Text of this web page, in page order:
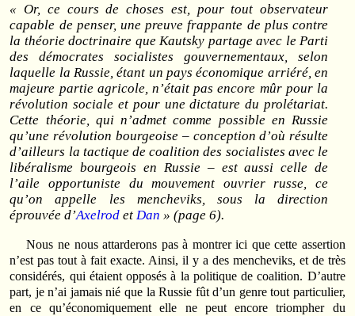
« Or, ce cours de choses est, pour tout observateur
capable de penser, une preuve frappante de plus contre
la théorie doctrinaire que Kautsky partage avec le Parti
des démocrates socialistes gouvernementaux, selon
laquelle la Russie, étant un pays économique arriéré, en
majeure partie agricole, n’était pas encore mûr pour la
révolution sociale et pour une dictature du prolétariat.
Cette théorie, qui n’admet comme possible en Russie
qu’une révolution bourgeoise – conception d’où résulte
d’ailleurs la tactique de coalition des socialistes avec le
libéralisme bourgeois en Russie – est aussi celle de
l’aile opportuniste du mouvement ouvrier russe, ce
qu’on appelle les mencheviks, sous la direction
éprouvée d’Axelrodet Dan » (page 6).
Nous ne nous attarderons pas à montrer ici que cette assertion
n’est pas tout à fait exacte. Ainsi, il y a des mencheviks, et de très
considérés, qui étaient opposés à la politique de coalition. D’autre
part, je n’ai jamais nié que la Russie fût d’un genre tout particulier,
en ce qu’économiquement elle ne peut encore triompher du